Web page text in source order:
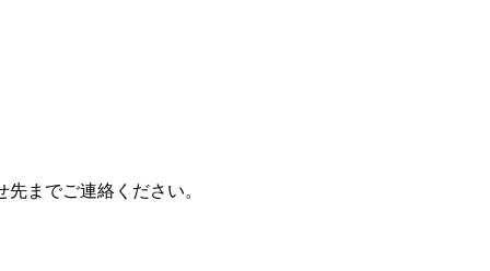
までご連絡ください。